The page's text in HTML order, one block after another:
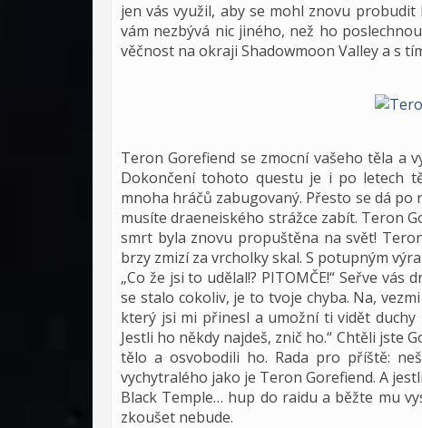
jen vás využil, aby se mohl znovu
vám nezbývá nic jiného, než ho
věčnost na okraji Shadowmoon Valley a s
Teron Gorefiend se zmocní vašeho těla a
Dokončení tohoto questu je i po letech
mnoha hráčů zabugovaný. Přesto se dá po
musíte draeneiského strážce zabít. Teron
smrt byla znovu propuštěna na svět!
brzy zmizí za vrcholky skal. S potupným
„Co že jsi to udělal!? PITOMČE!“ Seřve
se stalo cokoliv, je to tvoje chyba. Na,
který jsi mi přinesl a umožní ti vidět
Jestli ho někdy najdeš, znič ho.“ Chtěli jste
tělo a osvobodili ho. Rada pro příště:
vychytralého jako je Teron Gorefiend. A
Black Temple… hup do raidu a běžte mu
zkoušet nebude.